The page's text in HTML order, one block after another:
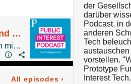
Open Source ist Arbeit! – Open Source und Geld Episode 4
Open Source als Nebenjob? Geht das? Wir haben mit Leah Oswald, Prototype Fund Jurorin und Admin bei chaos.social gesprochen.
All episodes ›
der
darüber
Podcast, in
anderen
Tech
vorstellen.
Prototype
Interest Tech.